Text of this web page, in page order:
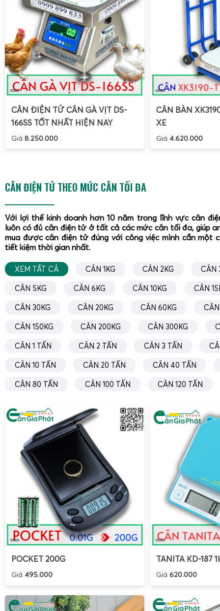
Mua cân điện tử XK3190-T7E 100kg 200kg 300kg
Phátgiúp người dùng yên tâm về nguồn gốc, chất lượng
vụ hậu mãi, bảo hành, sửa chữa. Đơn vị chuyên cung cấp
cân sàn, cân bàn, cân ghế ngồi, cân nông sản, cân phế
đã được hiệu chuẩn theo tiêu chuẩn đo lường Việt Nam.
Cân Điện Tử Gia Phát có khả năng tư vấn lựa chọn tải
100kg, 150kg, 200kg, 300kg, 500kg, tùy theo loại hàng
môi trường làm việc. Đồng thời, đơn vị cung cấp dịch vụ
hướng dẫn hiệu chuẩn, hướng dẫn sửa cân điện tử
qua tài liệu, video, hoặc hỗ trợ kỹ thuật từ xa.
Sản phẩmcân điện tử XK3190-T7E liền khối, bít
thước bàn cân.
Hỗ trợhướng dẫn sử dụng, hướng dẫn hiệu chuẩn,
điện tử XK3190-T7E tại nhà
Cung cấp linh kiện thay thế chính hãng: loadcell, bộ
Chính sách bảo hành, bảo trì rõ ràng, hỗ trợ kỹ thuật
CÂN ĐIỆN TỬ CÂN GÀ VỊT DS-
166SS TỐT NHẤT HIỆN NAY
Giá 8.250.000
CÂN BÀN
XE
Giá 4.620.000
CÂN ĐIỆN TỬ THEO MỨC CÂN TỐI ĐA
Với lợi thế kinh doanh hơn 10 năm trong lĩnh vực cân
luôn có đủ cân điện tử ở tất cả các mức cân tối đa, giúp
mua được cân điện tử đúng với công việc mình cần một
tiết kiệm thời gian nhất.
XEM TẤT CẢ CÂN 1KG CÂN 2KG CÂN
CÂN 5KG CÂN 6KG CÂN 10KG CÂN
CÂN 30KG CÂN 20KG CÂN 60KG
CÂN 150KG CÂN 200KG CÂN 300KG
CÂN 1 TẤN CÂN 2 TẤN CÂN 3 TẤN
CÂN 10 TẤN CÂN 20 TẤN CÂN 40 TẤN
CÂN 80 TẤN CÂN 100 TẤN CÂN 120 TẤN
POCKET 200G
Giá 495.000
TANITA KD-187
Giá620.000